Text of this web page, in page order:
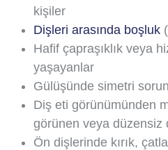
kişiler
Dişleri arasında boşluk
Hafif çapraşıklık veya
yaşayanlar
Gülüşünde simetri
Diş eti görünümünden
görünen veya düzensiz
Ön dişlerinde kırık,